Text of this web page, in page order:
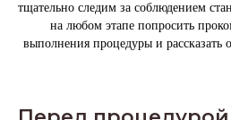
тщательно следим за соблюдением
на любом этапе попросить
выполнения процедуры и рассказать